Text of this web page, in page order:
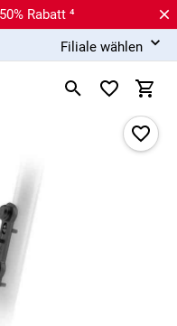
Rabatt ⁴
Filiale wählen